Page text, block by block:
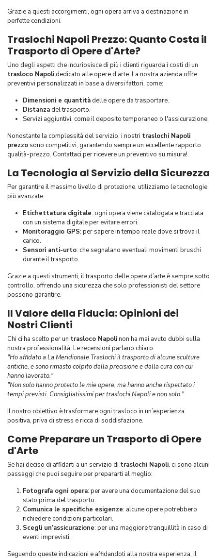
Grazie a questi accorgimenti, ogni opera arriva a destinazione in
perfette condizioni.
Traslochi Napoli Prezzo: Quanto Costa il
Trasporto di Opere d'Arte?
Uno degli aspetti che incuriosisce di più i clienti riguarda i costi di un
trasloco Napoli dedicato alle opere d’arte. La nostra azienda offre
preventivi personalizzati in base a diversi fattori, come:
Dimensioni e quantità delle opere da trasportare.
Distanza del trasporto.
Servizi aggiuntivi, come il deposito temporaneo o l'assicurazione.
Nonostante la complessità del servizio, i nostri traslochi Napoli
prezzo sono competitivi, garantendo sempre un eccellente rapporto
qualità-prezzo. Contattaci per ricevere un preventivo su misura!
La Tecnologia al Servizio della Sicurezza
Per garantire il massimo livello di protezione, utilizziamo le tecnologie
più avanzate.
Etichettatura digitale: ogni opera viene catalogata e tracciata
con un sistema digitale per evitare errori.
Monitoraggio GPS: per sapere in tempo reale dove si trova il
carico.
Sensori anti-urto: che segnalano eventuali movimenti bruschi
durante il trasporto.
Grazie a questi strumenti, il trasporto delle opere d’arte è sempre sotto
controllo, offrendo una sicurezza che solo professionisti del settore
possono garantire.
Il Valore della Fiducia: Opinioni dei
Nostri Clienti
Chi ci ha scelto per un trasloco Napolinon ha mai avuto dubbi sulla
nostra professionalità. Le recensioni parlano chiaro:
"Ho affidato a La Meridionale Traslochi il trasporto di alcune sculture
antiche, e sono rimasto colpito dalla precisione e dalla cura con cui
hanno lavorato."
"Non solo hanno protetto le mie opere, ma hanno anche rispettato i
tempi previsti. Consigliatissimi per traslochi Napoli e non solo."
Il nostro obiettivo è trasformare ogni trasloco in un’esperienza
positiva, priva di stress e ricca di soddisfazione.
Come Preparare un Trasporto di Opere
d'Arte
Se hai deciso di affidarti a un servizio di traslochi Napoli, ci sono alcuni
passaggi che puoi seguire per prepararti al meglio:
Fotografa ogni opera: per avere una documentazione del suo
stato prima del trasporto.
Comunica le specifiche esigenze: alcune opere potrebbero
richiedere condizioni particolari.
Scegli un’assicurazione: per una maggiore tranquillità in caso di
eventi imprevisti.
Seguendo queste indicazioni e affidandoti alla nostra esperienza, il